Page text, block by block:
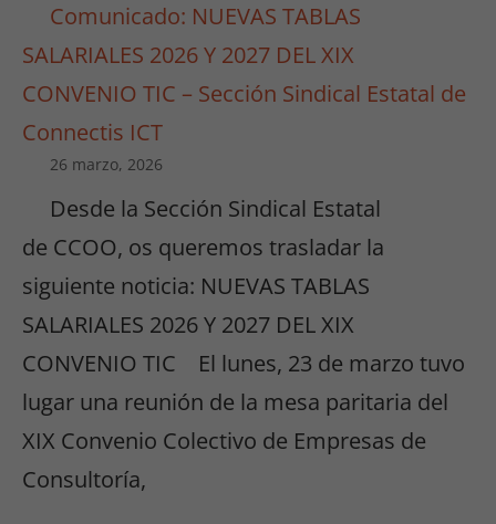
Comunicado: NUEVAS TABLAS
SALARIALES 2026 Y 2027 DEL XIX
CONVENIO TIC – Sección Sindical Estatal de
Connectis ICT
26 marzo, 2026
Desde la Sección Sindical Estatal
de CCOO, os queremos trasladar la
siguiente noticia: NUEVAS TABLAS
SALARIALES 2026 Y 2027 DEL XIX
CONVENIO TIC El lunes, 23 de marzo tuvo
lugar una reunión de la mesa paritaria del
XIX Convenio Colectivo de Empresas de
Consultoría,